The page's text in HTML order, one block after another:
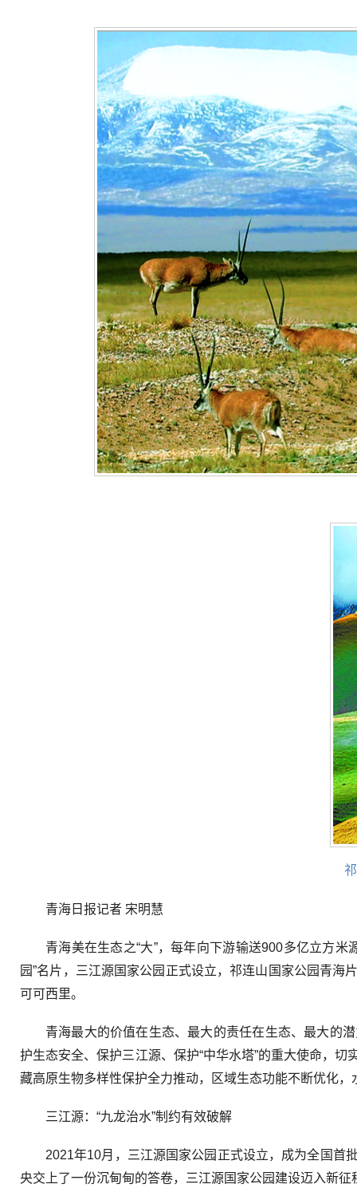
青海日报记者 宋明慧
青海美在生态之“大”，每年向下游输送900多亿立方
园”名片，三江源国家公园正式设立，祁连山国家公园青
可可西里。
青海最大的价值在生态、最大的责任在生态、最大的
护生态安全、保护三江源、保护“中华水塔”的重大使命，
藏高原生物多样性保护全力推动，区域生态功能不断优化
三江源：“九龙治水”制约有效破解
2021年10月，三江源国家公园正式设立，成为全国首
央交上了一份沉甸甸的答卷，三江源国家公园建设迈入新征